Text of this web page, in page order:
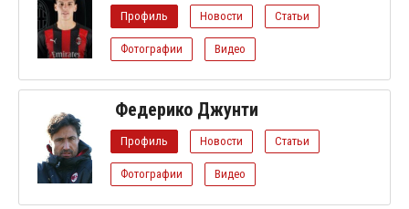
Профиль Новости Статьи
Фотографии Видео
Федерико Джунти
Профиль Новости Статьи
Фотографии Видео